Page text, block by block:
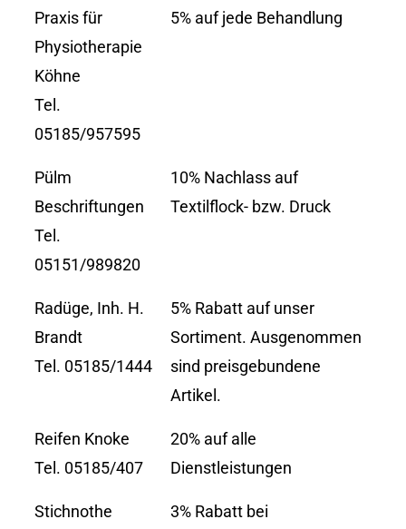
Praxis für
Physiotherapie
Köhne
Tel.
05185/957595
5% auf jede Behandlung
Pülm
Beschriftungen
Tel.
05151/989820
10% Nachlass auf
Textilflock- bzw. Druck
Radüge, Inh. H.
Brandt
Tel. 05185/1444
5% Rabatt auf unser
Sortiment. Ausgenommen
sind preisgebundene
Artikel.
Reifen Knoke
Tel. 05185/407
20% auf alle
Dienstleistungen
Stichnothe
3% Rabatt bei